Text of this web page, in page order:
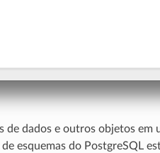
de dados e outros objetos
esquemas do PostgreSQL